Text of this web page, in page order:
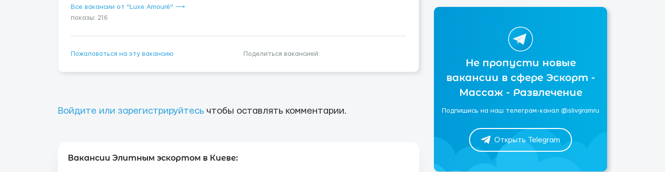
Все вакансии от "Luxe Amouré" ⟶
показы: 216
Пожаловаться на эту вакансию Поделиться вакансией:
Войдите или зарегистрируйтесь чтобы оставлять комментарии.
Вакансии Элитным эскортом в Киеве:
Не пропусти новые
вакансии в сфере Эскорт -
Массаж - Развлечение
Подпишись на наш телеграм-канал @slivgramru
Открыть Telegram